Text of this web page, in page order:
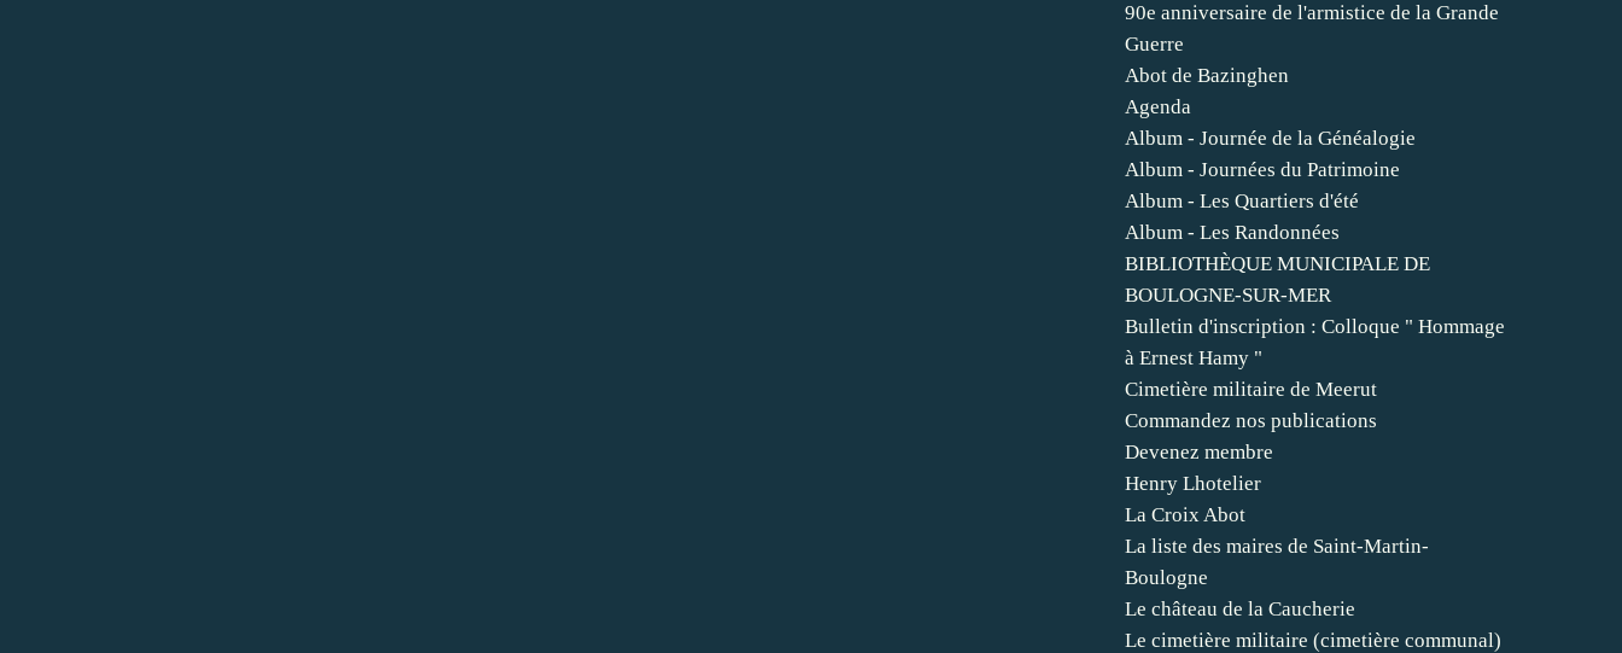
90e anniversaire de l'armistice de la Grande
Guerre
Abot de Bazinghen
Agenda
Album - Journée de la Généalogie
Album - Journées du Patrimoine
Album - Les Quartiers d'été
Album - Les Randonnées
BIBLIOTHÈQUE MUNICIPALE DE
BOULOGNE-SUR-MER
Bulletin d'inscription : Colloque " Hommage
à Ernest Hamy "
Cimetière militaire de Meerut
Commandez nos publications
Devenez membre
Henry Lhotelier
La Croix Abot
La liste des maires de Saint-Martin-
Boulogne
Le château de la Caucherie
Le cimetière militaire (cimetière communal)